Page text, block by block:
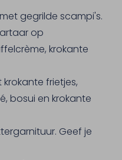
gegrilde scampi's.
op
krokante
frietjes,
bosui en krokante
Geef je